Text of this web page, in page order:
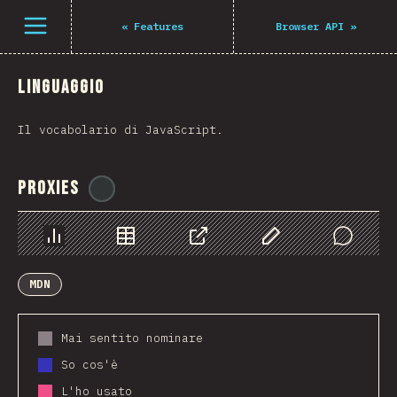
Open menu « Features Browser API »
Linguaggio
Il vocabolario di JavaScript.
Proxies
Grafico Dati CondividerePersonalizza i dati
Comments
MDN
Mai sentito nominare
So cos'è
L'ho usato
Navigated to The State of JS 2021